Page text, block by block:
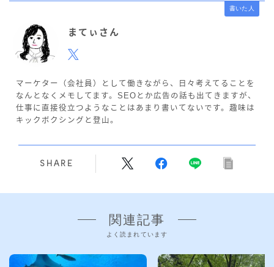
書いた人
まてぃさん
マーケター（会社員）として働きながら、日々考えてることを
なんとなくメモしてます。SEOとか広告の話も出てきますが、
仕事に直接役立つようなことはあまり書いてないです。趣味は
キックボクシングと登山。
SHARE
関連記事
よく読まれています